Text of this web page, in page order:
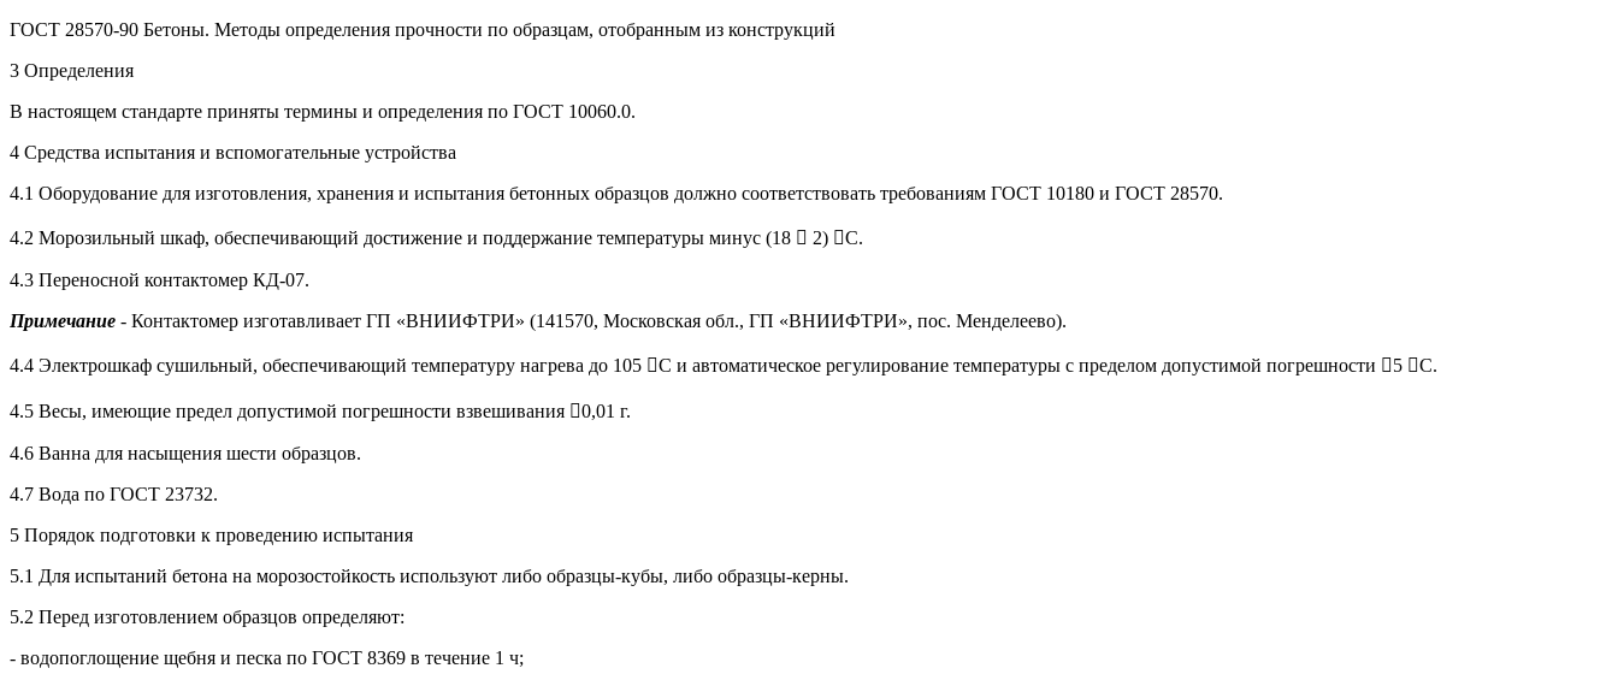
ГОСТ 28570-90 Бетоны. Методы определения прочности по образцам, отобранным из конструкций
3 Определения
В настоящем стандарте приняты термины и определения по ГОСТ 10060.0.
4 Средства испытания и вспомогательные устройства
4.1 Оборудование для изготовления, хранения и испытания бетонных образцов должно соответствовать требованиям ГОСТ 10180 и ГОСТ 28570.
4.2 Морозильный шкаф, обеспечивающий достижение и поддержание температуры минус (18  2) С.
4.3 Переносной контактомер КД-07.
Примечание - Контактомер изготавливает ГП «ВНИИФТРИ» (141570, Московская обл., ГП «ВНИИФТРИ», пос. Менделеево).
4.4 Электрошкаф сушильный, обеспечивающий температуру нагрева до 105 С и автоматическое регулирование температуры с пределом допустимой погрешности 5 С.
4.5 Весы, имеющие предел допустимой погрешности взвешивания 0,01 г.
4.6 Ванна для насыщения шести образцов.
4.7 Вода по ГОСТ 23732.
5 Порядок подготовки к проведению испытания
5.1 Для испытаний бетона на морозостойкость используют либо образцы-кубы, либо образцы-керны.
5.2 Перед изготовлением образцов определяют:
- водопоглощение щебня и песка по ГОСТ 8369 в течение 1 ч;